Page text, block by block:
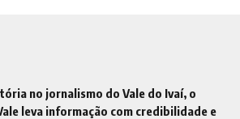
no jornalismo do Vale do Ivaí, o
leva informação com credibilidade e